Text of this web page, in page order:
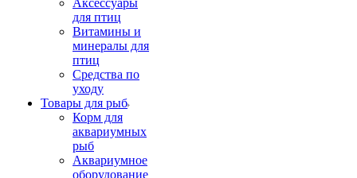
Аксессуары
для птиц
Витамины и
минералы для
птиц
Средства по
уходу
Товары для рыб
Корм для
аквариумных
рыб
Аквариумное
оборудование